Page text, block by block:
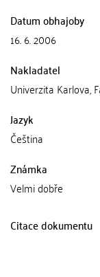
Datum obhajoby
16. 6. 2006
Nakladatel
Univerzita Karlova,
Jazyk
Čeština
Známka
Velmi dobře
Citace dokumentu